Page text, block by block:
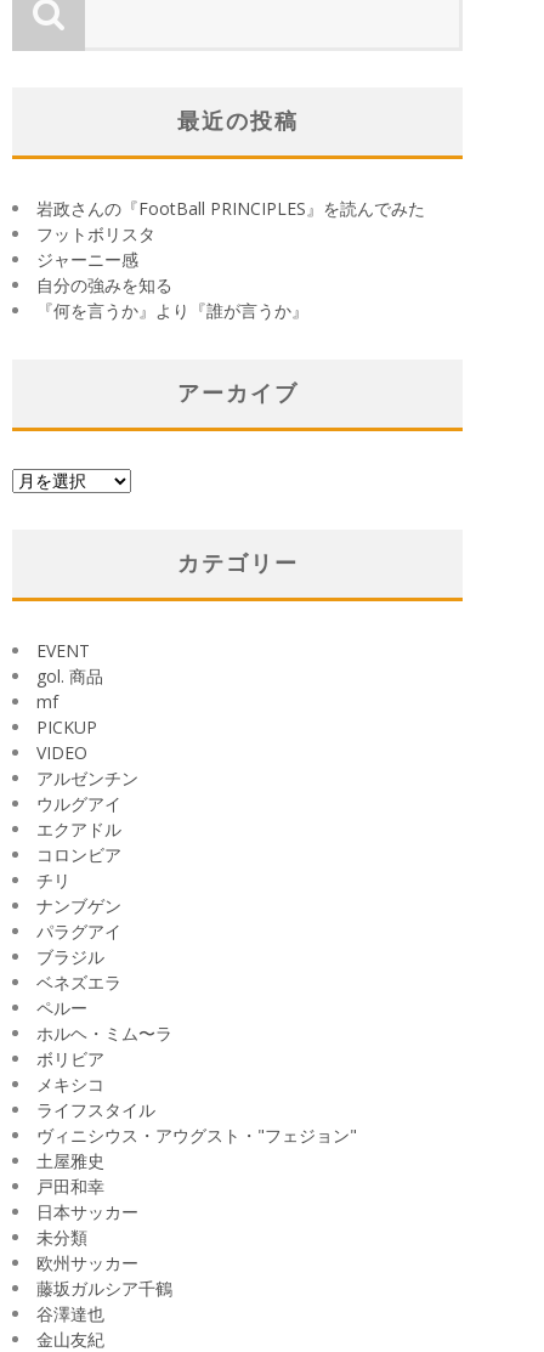
最近の投稿
岩政さんの『FootBall PRINCIPLES』を読んでみた
フットボリスタ
ジャーニー感
自分の強みを知る
『何を言うか』より『誰が言うか』
アーカイブ
ア
カテゴリー
EVENT
gol. 商品
mf
PICKUP
VIDEO
アルゼンチン
ウルグアイ
エクアドル
コロンビア
チリ
ナンブゲン
パラグアイ
ブラジル
ベネズエラ
ペルー
ホルヘ・ミム〜ラ
ボリビア
メキシコ
ライフスタイル
ヴィニシウス・アウグスト・"フェジョン"
土屋雅史
戸田和幸
日本サッカー
未分類
欧州サッカー
藤坂ガルシア千鶴
谷澤達也
金山友紀